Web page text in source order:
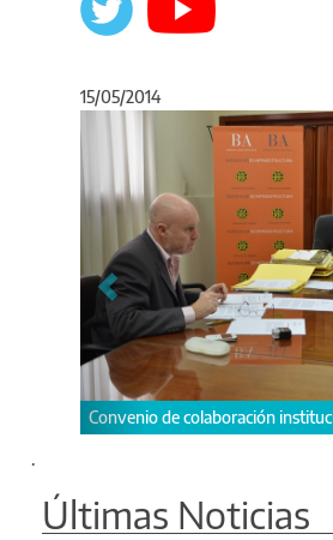
15/05/2014
Convenio de colaboración
Anterior
.
Últimas Noticias